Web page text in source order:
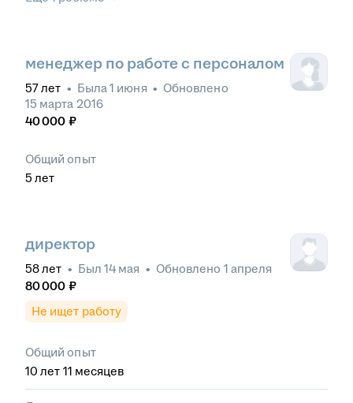
менеджер по работе с персоналом
57лет • Была1 июня • Обновлено
15 марта 2016
40 000 ₽
Общий опыт
5 лет
директор
58лет • Был 14 мая • Обновлено 1 апреля
80 000 ₽
Не ищет работу
Общий опыт
10 лет 11 месяцев